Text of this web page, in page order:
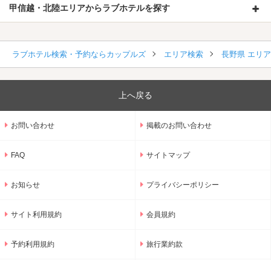
甲信越・北陸エリアからラブホテルを探す
ラブホテル検索・予約ならカップルズ エリア検索 長野県 エリ
上へ戻る
お問い合わせ 掲載のお問い合わせ
FAQ サイトマップ
お知らせ プライバシーポリシー
サイト利用規約 会員規約
予約利用規約 旅行業約款